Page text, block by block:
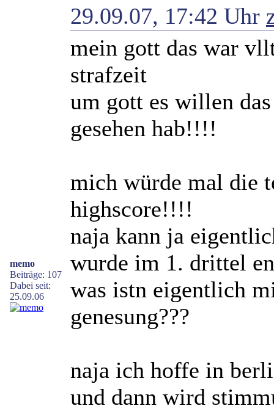
memo
Beiträge: 107
Dabei seit:
25.09.06
29.09.07, 17:42 Uhr
mein gott das war
strafzeit
um gott es willen
gesehen hab!!!!
mich würde mal die
highscore!!!!
naja kann ja
wurde im 1. drittel
was istn eigentlich
genesung???
naja ich hoffe in
und dann wird